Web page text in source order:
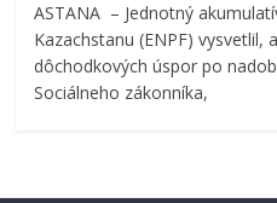
ASTANA – Jednotný
Kazachstanu (ENPF) vysvetlil,
dôchodkových úspor po
Sociálneho zákonníka,